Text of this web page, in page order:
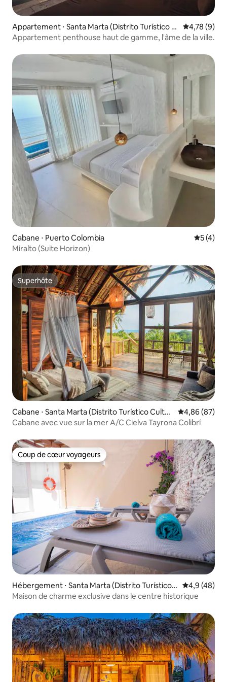
Appartement ⋅ Santa Marta (Distrito Turístico C
ultural E Histórico)
Évaluation
4,78 (9)
Appartement penthouse haut de gamme, l'âme de la ville.
Cabane ⋅ Puerto Colombia
5 (4)
Miralto (Suite Horizon)
Superhôte
Superhôte
Cabane ⋅ Santa Marta (Distrito Turístico Cultur
al E Histórico)
Évaluation
4,86 (87)
Cabane avec vue sur la mer A/C Cielva Tayrona Colibrí
Coup de cœur voyageurs
Coup de cœur voyageurs
Hébergement ⋅ Santa Marta (Distrito Turístico
Cultural E Histórico)
Évaluation
4,9 (48)
Maison de charme exclusive dans le centre historique